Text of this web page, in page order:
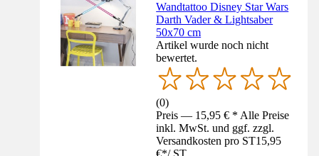
Wandtattoo Disney Star Wars
Darth Vader & Lightsaber
50x70 cm
Artikel wurde noch nicht
bewertet.
(0)
Preis — 15,95 € * Alle Preise
inkl. MwSt. und ggf. zzgl.
Versandkosten pro ST15,95